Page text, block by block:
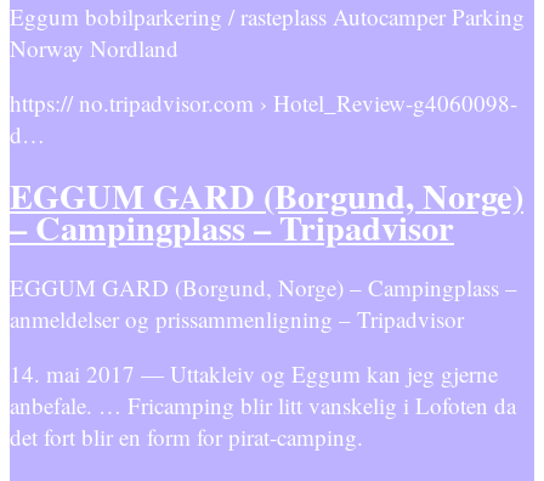
Eggum bobilparkering / rasteplass Autocamper Parking
Norway Nordland
https:// no.tripadvisor.com › Hotel_Review-g4060098-
d…
EGGUM GARD (Borgund, Norge)
– Campingplass – Tripadvisor
EGGUM GARD (Borgund, Norge) – Campingplass –
anmeldelser og prissammenligning – Tripadvisor
14. mai 2017 — Uttakleiv og Eggum kan jeg gjerne
anbefale. … Fricamping blir litt vanskelig i Lofoten da
det fort blir en form for pirat-camping.